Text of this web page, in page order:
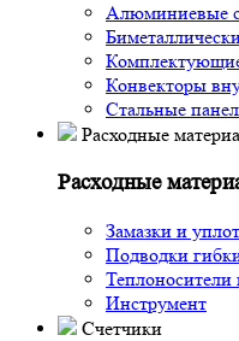
Алюминиевые
Конвекторы
Стальные
Расходные
Расходные
Замазки и
Подводки
Инструмент
Счетчики